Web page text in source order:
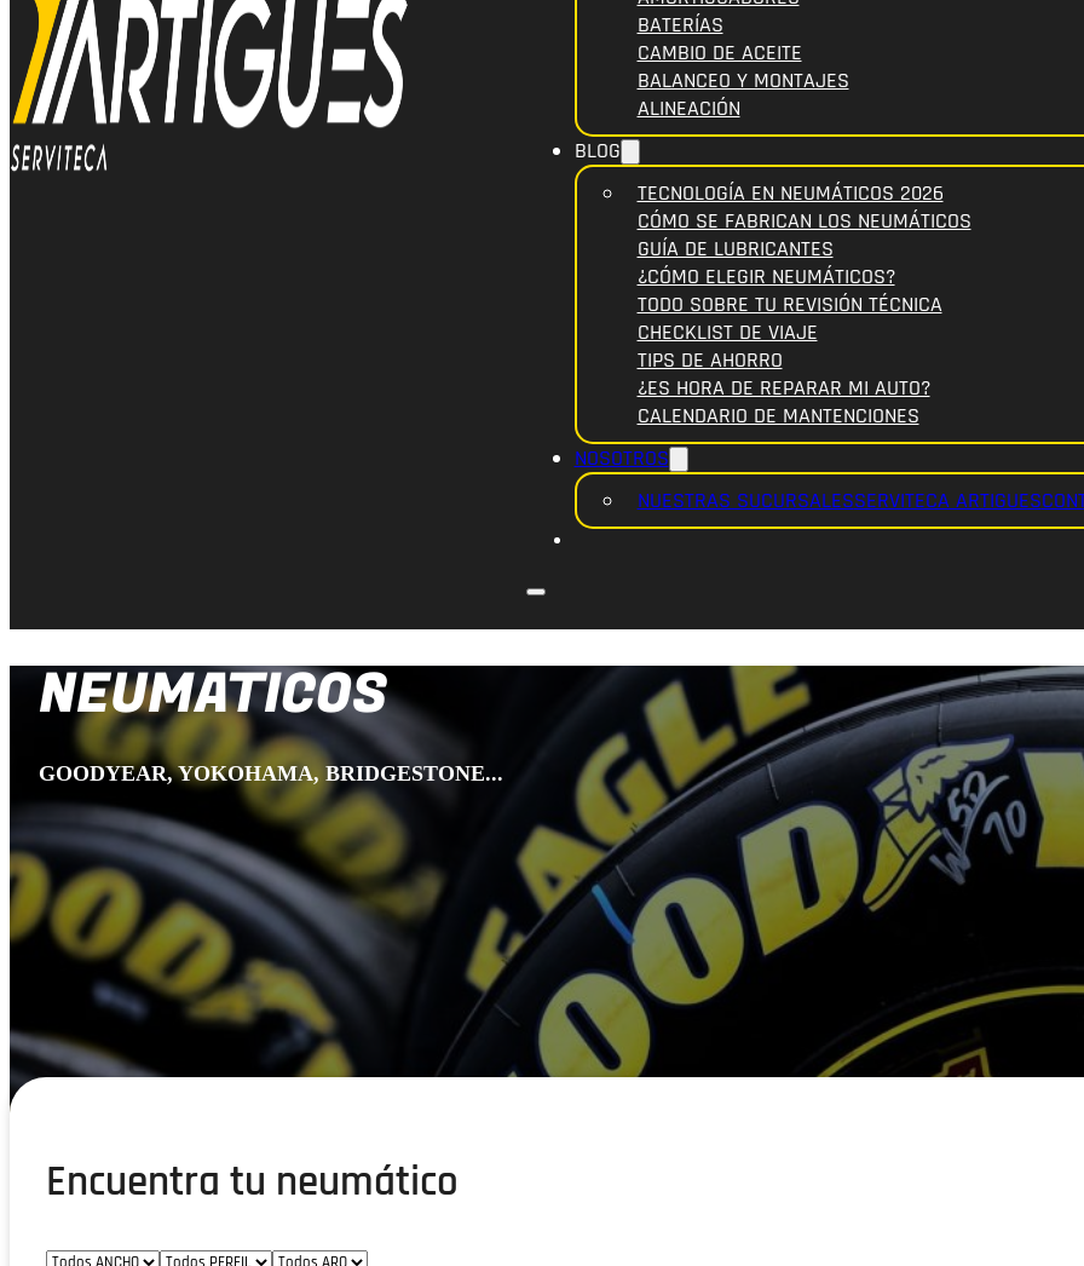
BATERÍAS
CAMBIO DE ACEITE
BALANCEO Y MONTAJES
ALINEACIÓN
BLOG
TECNOLOGÍA EN NEUMÁTICOS 2026
CÓMO SE FABRICAN LOS NEUMÁTICOS
GUÍA DE LUBRICANTES
¿CÓMO ELEGIR NEUMÁTICOS?
TODO SOBRE TU REVISIÓN TÉCNICA
CHECKLIST DE VIAJE
TIPS DE AHORRO
¿ES HORA DE REPARAR MI AUTO?
CALENDARIO DE MANTENCIONES
NOSOTROS
NUESTRAS SUCURSALESSERVITECA ARTIGUES
NEUMATICOS
GOODYEAR, YOKOHAMA, BRIDGESTONE...
Encuentra tu neumático